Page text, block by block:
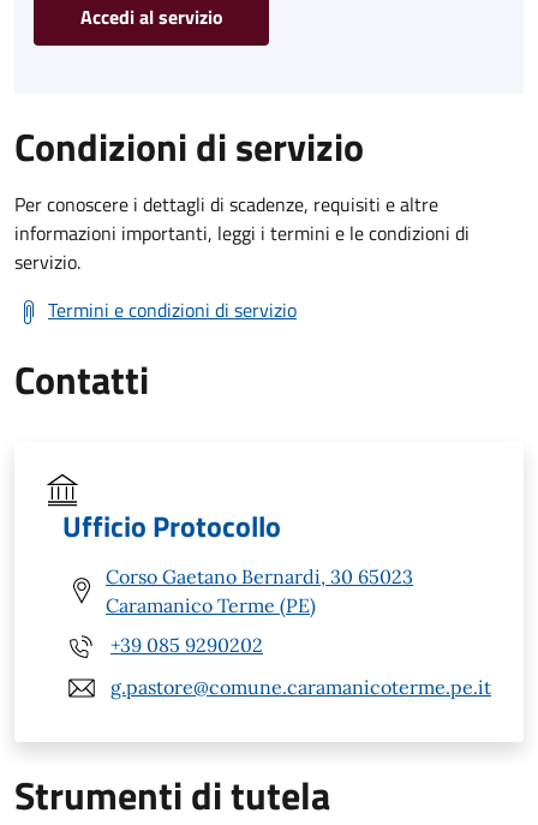
Accedi al servizio
Condizioni di servizio
Per conoscere i dettagli di scadenze, requisiti e altre
informazioni importanti, leggi i termini e le condizioni di
servizio.
Termini e condizioni di servizio
Contatti
Ufficio Protocollo
Corso Gaetano Bernardi, 30 65023
Caramanico Terme (PE)
+39 085 9290202
g.pastore@comune.caramanicoterme.pe.it
Strumenti di tutela